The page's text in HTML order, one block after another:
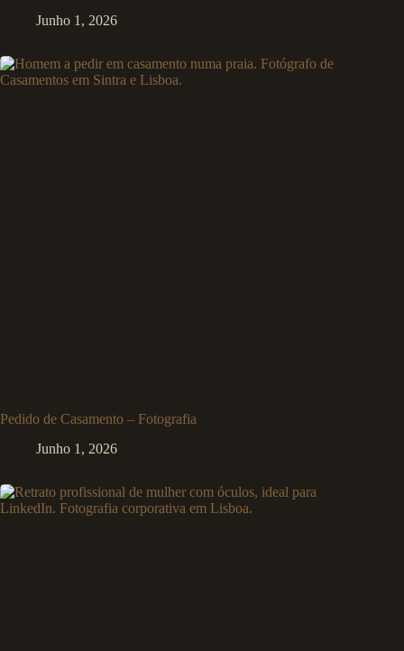
Junho 1, 2026
Pedido de Casamento – Fotografia
Junho 1, 2026